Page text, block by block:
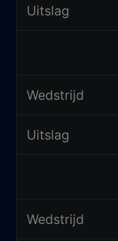
Uitslag
Wedstrijd
Uitslag
Wedstrijd